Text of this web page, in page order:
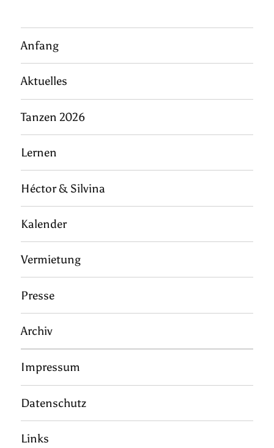
Anfang
Aktuelles
Tanzen 2026
Lernen
Héctor & Silvina
Kalender
Vermietung
Presse
Archiv
Impressum
Datenschutz
Links